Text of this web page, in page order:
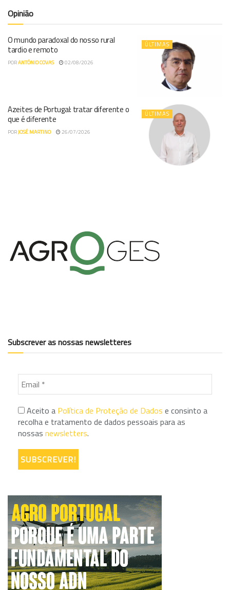
Opinião
ÚLTIMAS
O mundo paradoxal do nosso rural
tardio e remoto
PORANTÓNIO COVAS 02/08/2026
ÚLTIMAS
Azeites de Portugal: tratar diferente o
que é diferente
PORJOSÉ MARTINO 26/07/2026
Subscrever as nossas newsletteres
Aceito a Política de Proteção de Dados e consinto a
recolha e tratamento de dados pessoais para as
nossas newsletters.